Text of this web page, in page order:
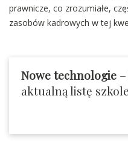
prawnicze, co zrozumiałe,
zasobów kadrowych w tej
Nowe technologie
aktualną listę